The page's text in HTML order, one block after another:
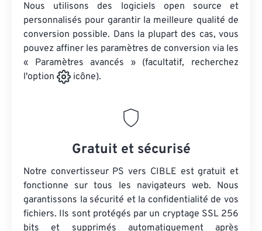
Nous utilisons des logiciels open source et
personnalisés pour garantir la meilleure qualité de
conversion possible. Dans la plupart des cas, vous
pouvez affiner les paramètres de conversion via les
« Paramètres avancés » (facultatif, recherchez
l'option
icône).
Gratuit et sécurisé
Notre convertisseur PS vers CIBLE est gratuit et
fonctionne sur tous les navigateurs web. Nous
garantissons la sécurité et la confidentialité de vos
fichiers. Ils sont protégés par un cryptage SSL 256
bits et supprimés automatiquement après